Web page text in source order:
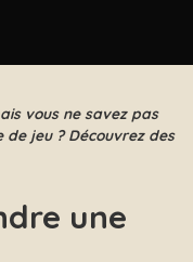
vous ne savez pas
jeu ? Découvrez des
une